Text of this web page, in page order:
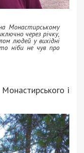
Монастирському
через річку,
людей у вихідні
ніби не чув про
і